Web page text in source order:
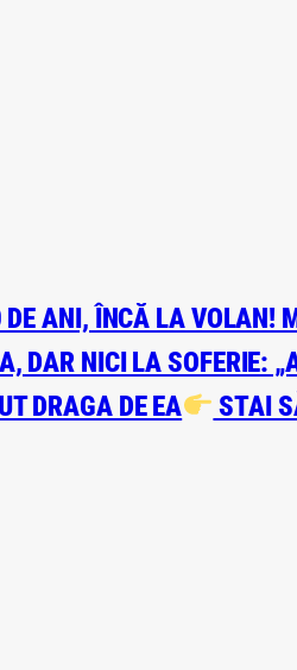
DE ANI, ÎNCĂ LA VOLAN!
DAR NICI LA SOFERIE:
DRAGA DE EA
STAI